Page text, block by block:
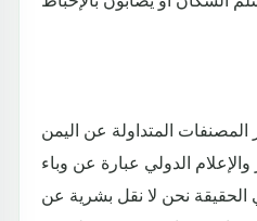
المتداولة عن اليمن
الدولي عبارة عن وباء
نحن لا نقل بشرية عن